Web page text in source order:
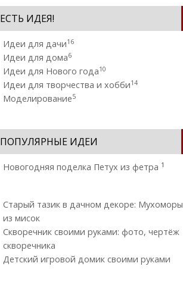
ЕСТЬ ИДЕЯ!
Идеи для дачи16
Идеи для дома6
Идеи для Нового года10
Идеи для творчества и хобби14
Моделирование5
ПОПУЛЯРНЫЕ ИДЕИ
Новогодняя поделка Петух из фетра 1
Старый тазик в дачном декоре: Мухоморы
из мисок
Скворечник своими руками: фото, чертёж
скворечника
Детский игровой домик своими руками